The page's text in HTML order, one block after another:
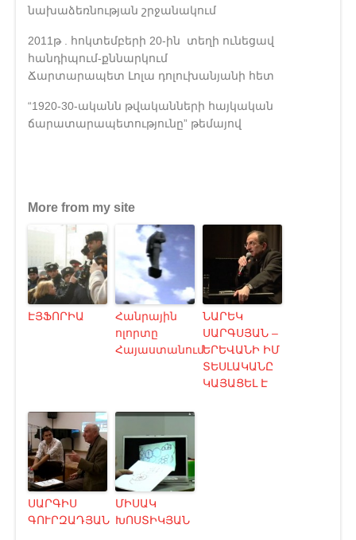
նախաձեռնության շրջանակում
2011թ . հոկտեմբերի 20-ին տեղի ունեցավ
հանդիպում-քննարկում
Ճարտարապետ Լոլա դոլուխանյանի հետ
“1920-30-ականն թվականների հայկական
ճարատարապետությունը” թեմայով
More from my site
ԷՅՖՈՐԻԱ
Հանրային
ոլորտը
Հայաստանում
ՆԱՐԵԿ
ՍԱՐԳՍՅԱՆ –
ԵՐԵՎԱՆԻ ԻՄ
ՏԵՍԼԱԿԱՆԸ
ԿԱՅԱՑԵԼ Է
ՍԱՐԳԻՍ
ԳՈՒՐԶԱԴՅԱՆ
ՄԻՍԱԿ
ԽՈՍՏԻԿՅԱՆ